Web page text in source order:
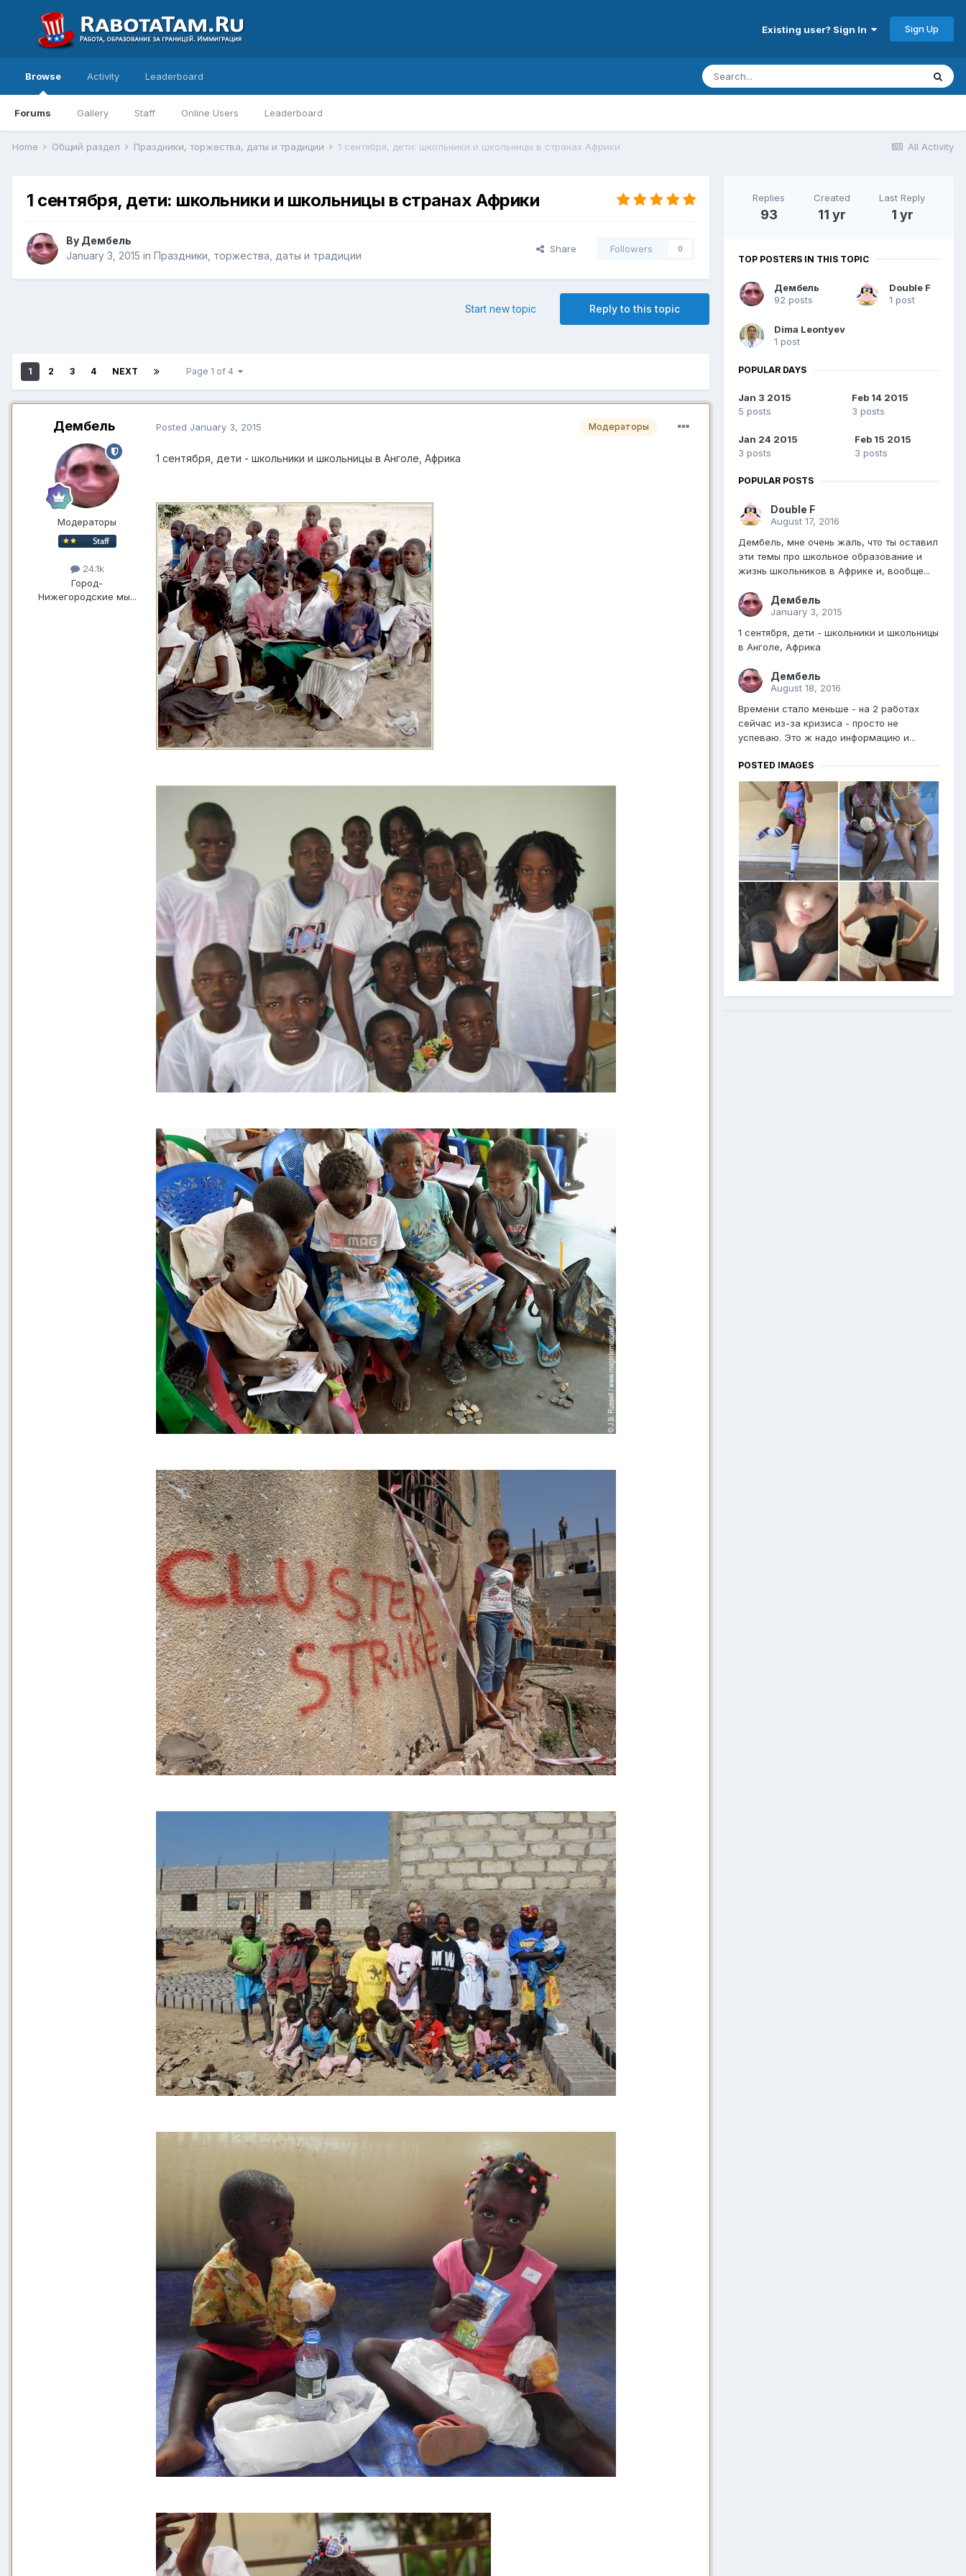
Existing user? Sign In Sign Up
Browse
Forums Gallery Staff Online Users Leaderboard
Activity Leaderboard
All Activity
Home Общий раздел Праздники, торжества, даты и традиции 1 сентября, дети: школьники и школьницы в странах Африки
1 сентября, дети: школьники и школьницы в странах Африки
By Дембель
January 3, 2015 in Праздники, торжества, даты и традиции
Share Followers 0
Reply to this topic
Start new topic
1 2 3 4 NEXT Page 1 of 4
Дембель
Модераторы
24.1k
Город-
Нижегородские мы...
Модераторы
Posted January 3, 2015
1 сентября, дети - школьники и школьницы в Анголе, Африка
Replies
93
Created
11 yr
Last Reply
1 yr
TOP POSTERS IN THIS TOPIC
Дембель
92 posts
Double F
1 post
Dima Leontyev
1 post
POPULAR DAYS
Jan 3 2015
5 posts
Feb 14 2015
3 posts
Jan 24 2015
3 posts
Feb 15 2015
3 posts
POPULAR POSTS
Double F
August 17, 2016
Дембель, мне очень жаль, что ты оставил
эти темы про школьное образование и
жизнь школьников в Африке и, вообще...
Дембель
January 3, 2015
1 сентября, дети - школьники и школьницы
в Анголе, Африка
Дембель
August 18, 2016
Времени стало меньше - на 2 работах
сейчас из-за кризиса - просто не
успеваю. Это ж надо информацию и...
POSTED IMAGES